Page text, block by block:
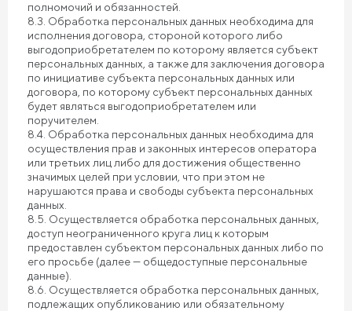
полномочий и обязанностей.
8.3. Обработка персональных данных необходима для
исполнения договора, стороной которого либо
выгодоприобретателем по которому является субъект
персональных данных, а также для заключения договора
по инициативе субъекта персональных данных или
договора, по которому субъект персональных данных
будет являться выгодоприобретателем или
поручителем.
8.4. Обработка персональных данных необходима для
осуществления прав и законных интересов оператора
или третьих лиц либо для достижения общественно
значимых целей при условии, что при этом не
нарушаются права и свободы субъекта персональных
данных.
8.5. Осуществляется обработка персональных данных,
доступ неограниченного круга лиц к которым
предоставлен субъектом персональных данных либо по
его просьбе (далее — общедоступные персональные
данные).
8.6. Осуществляется обработка персональных данных,
подлежащих опубликованию или обязательному